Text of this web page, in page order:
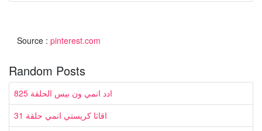
Source : pinterest.com
Random Posts
ادد انمي ون بيس الحلقة 825
اقاثا كريستي انمي حلقة 31